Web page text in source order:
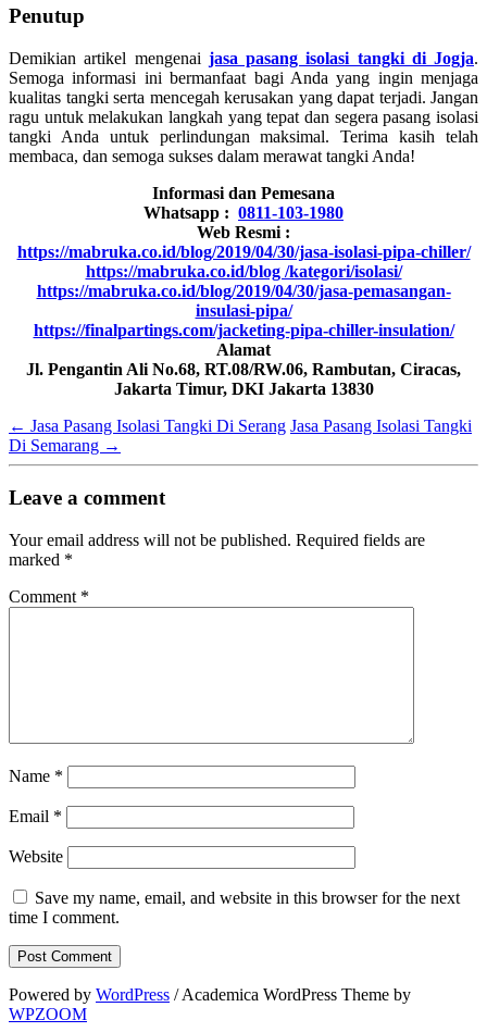
Penutup
Demikian artikel mengenai jasa pasang isolasi tangki di Jogja.
Semoga informasi ini bermanfaat bagi Anda yang ingin menjaga
kualitas tangki serta mencegah kerusakan yang dapat terjadi. Jangan
ragu untuk melakukan langkah yang tepat dan segera pasang isolasi
tangki Anda untuk perlindungan maksimal. Terima kasih telah
membaca, dan semoga sukses dalam merawat tangki Anda!
Informasi dan Pemesana
Whatsapp : 0811-103-1980
Web Resmi :
https://mabruka.co.id/blog/2019/04/30/jasa-isolasi-pipa-chiller/
https://mabruka.co.id/blog /kategori/isolasi/
https://mabruka.co.id/blog/2019/04/30/jasa-pemasangan-
insulasi-pipa/
https://finalpartings.com/jacketing-pipa-chiller-insulation/
Alamat
Jl. Pengantin Ali No.68, RT.08/RW.06, Rambutan, Ciracas,
Jakarta Timur, DKI Jakarta 13830
← Jasa Pasang Isolasi Tangki Di Serang Jasa Pasang Isolasi Tangki
Di Semarang →
Leave a comment
Your email address will not be published. Required fields are
marked *
Comment *
Name *
Email *
Website
Save my name, email, and website in this browser for the next
time I comment.
Powered by WordPress / Academica WordPress Theme by
WPZOOM